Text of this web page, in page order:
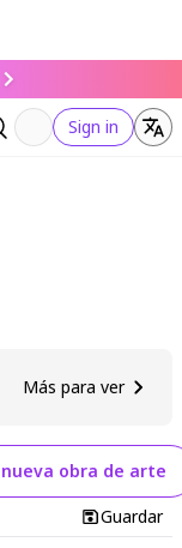
Sign in
Más para ver
obra de arte
Guardar